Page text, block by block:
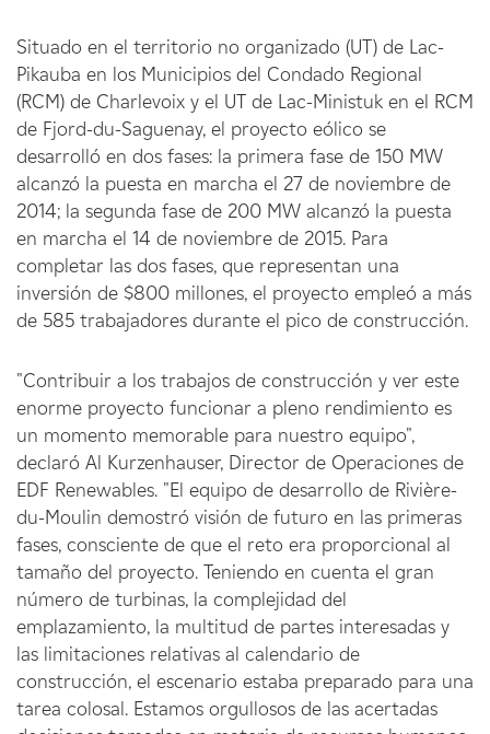
Situado en el territorio no organizado (UT) de Lac-
Pikauba en los Municipios del Condado Regional
(RCM) de Charlevoix y el UT de Lac-Ministuk en el RCM
de Fjord-du-Saguenay, el proyecto eólico se
desarrolló en dos fases: la primera fase de 150 MW
alcanzó la puesta en marcha el 27 de noviembre de
2014; la segunda fase de 200 MW alcanzó la puesta
en marcha el 14 de noviembre de 2015. Para
completar las dos fases, que representan una
inversión de $800 millones, el proyecto empleó a más
de 585 trabajadores durante el pico de construcción.
"Contribuir a los trabajos de construcción y ver este
enorme proyecto funcionar a pleno rendimiento es
un momento memorable para nuestro equipo",
declaró Al Kurzenhauser, Director de Operaciones de
EDF Renewables. "El equipo de desarrollo de Rivière-
du-Moulin demostró visión de futuro en las primeras
fases, consciente de que el reto era proporcional al
tamaño del proyecto. Teniendo en cuenta el gran
número de turbinas, la complejidad del
emplazamiento, la multitud de partes interesadas y
las limitaciones relativas al calendario de
construcción, el escenario estaba preparado para una
tarea colosal. Estamos orgullosos de las acertadas